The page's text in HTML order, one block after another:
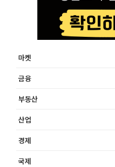
마켓
금융
부동산
산업
경제
국제